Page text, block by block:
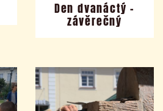
Den dvanáctý –
závěrečný